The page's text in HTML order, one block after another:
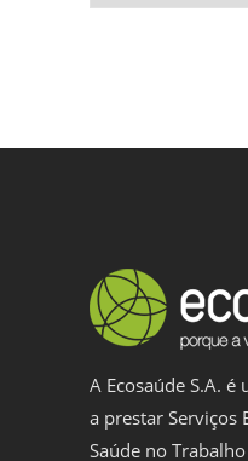
A Ecosaúde S.A.
a prestar Serviços
Saúde no